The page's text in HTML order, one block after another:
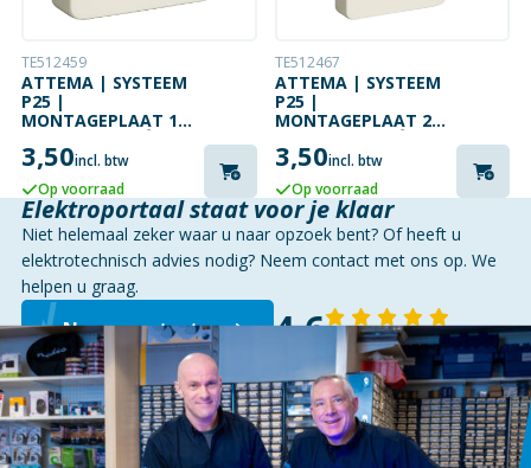
TE512459
ATTEMA | SYSTEEM
P25 |
MONTAGEPLAAT 1V
WIT
3,50incl. btw
Op voorraad
TE512467
ATTEMA | SYSTEEM
P25 |
MONTAGEPLAAT 2V
WIT
3,50incl. btw
Op voorraad
Elektroportaal staat voor je klaar
Niet helemaal zeker waar u naar opzoek bent? Of heeft u
elektrotechnisch advies nodig? Neem contact met ons op. We
helpen u graag.
Neem contact op 4,6 143 reviews